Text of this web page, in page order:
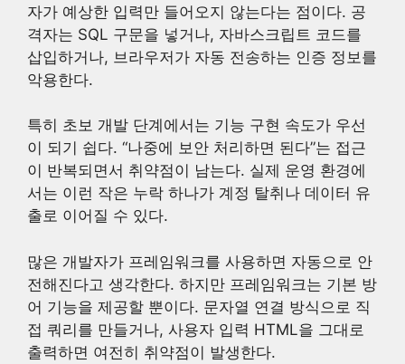
자가 예상한 입력만 들어오지 않는다는 점이다. 공
격자는 SQL 구문을 넣거나, 자바스크립트 코드를
삽입하거나, 브라우저가 자동 전송하는 인증 정보를
악용한다.
특히 초보 개발 단계에서는 기능 구현 속도가 우선
이 되기 쉽다. “나중에 보안 처리하면 된다”는 접근
이 반복되면서 취약점이 남는다. 실제 운영 환경에
서는 이런 작은 누락 하나가 계정 탈취나 데이터 유
출로 이어질 수 있다.
많은 개발자가 프레임워크를 사용하면 자동으로 안
전해진다고 생각한다. 하지만 프레임워크는 기본 방
어 기능을 제공할 뿐이다. 문자열 연결 방식으로 직
접 쿼리를 만들거나, 사용자 입력 HTML을 그대로
출력하면 여전히 취약점이 발생한다.